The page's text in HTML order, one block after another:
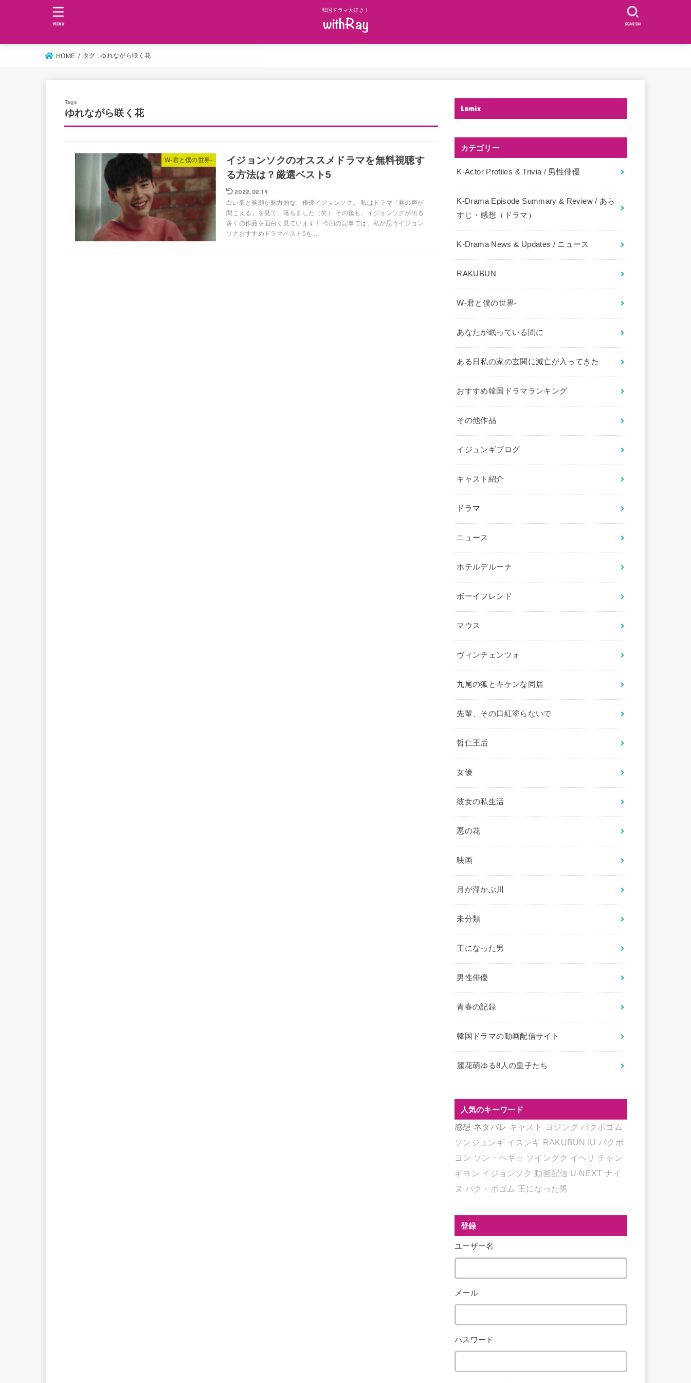
韓国ドラマ大好き！
SEARCH
MENU
HOME タグ : ゆれながら咲く花
ゆれながら咲く花
W-君と僕の世界-
イジョンソクのオススメドラマを無料視聴す
る方法は？厳選ベスト5
2022.02.19
白い肌と笑顔が魅力的な、俳優イジョンソク。 私はドラマ『君の声が
聞こえる』を見て、落ちました（笑） その後も、イジョンソクが出る
多くの作品を面白く見ています！ 今回の記事では、私が思うイジョン
ソクおすすめドラマベスト5を...
Lamix
カテゴリー
K-Actor Profiles & Trivia / 男性俳優
K-Drama Episode Summary & Review / あら
すじ・感想（ドラマ）
K-Drama News & Updates / ニュース
RAKUBUN
W-君と僕の世界-
あなたが眠っている間に
ある日私の家の玄関に滅亡が入ってきた
おすすめ韓国ドラマランキング
その他作品
イジュンギブログ
キャスト紹介
ドラマ
ニュース
ホテルデルーナ
ボーイフレンド
マウス
ヴィンチェンツォ
九尾の狐とキケンな同居
先輩、その口紅塗らないで
哲仁王后
女優
彼女の私生活
悪の花
映画
月が浮かぶ川
未分類
王になった男
男性俳優
青春の記録
韓国ドラマの動画配信サイト
麗花萌ゆる8人の皇子たち
人気のキーワード
感想 ネタバレ キャスト ヨジング パクボゴム
ソンジュンギ イスンギ RAKUBUN IU パクボ
ヨン ソン・ヘギョ ソイングク イヘリ チャン
ギヨン イジョンソク 動画配信 U-NEXT ナイ
ヌ パク・ボゴム 王になった男
登録
ユーザー名
メール
パスワード